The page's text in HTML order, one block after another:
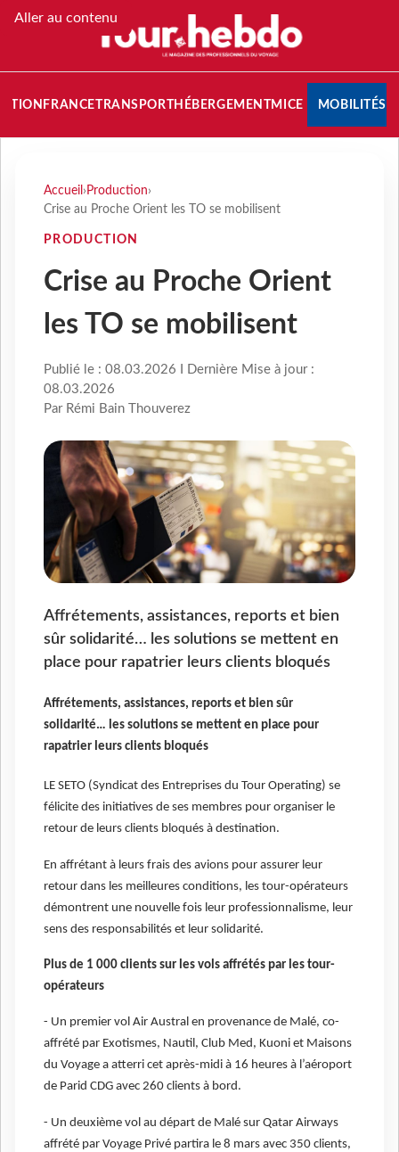
Aller au contenu
FRANCETRANSPORT HÉBERGEMENTMICE MOBILITÉS
Accueil › Production›
Crise au Proche Orient les TO se mobilisent
PRODUCTION
Crise au Proche Orient
les TO se mobilisent
Publié le : 08.03.2026 I Dernière Mise à jour :
08.03.2026
Par Rémi Bain Thouverez
Affrétements, assistances, reports et bien
sûr solidarité… les solutions se mettent en
place pour rapatrier leurs clients bloqués
Affrétements, assistances, reports et bien sûr
solidarité… les solutions se mettent en place pour
rapatrier leurs clients bloqués
LE SETO (Syndicat des Entreprises du Tour Operating) se
félicite des initiatives de ses membres pour organiser le
retour de leurs clients bloqués à destination.
En affrétant à leurs frais des avions pour assurer leur
retour dans les meilleures conditions, les tour-opérateurs
démontrent une nouvelle fois leur professionnalisme, leur
sens des responsabilités et leur solidarité.
Plus de 1 000 clients sur les vols affrétés par les tour-
opérateurs
- Un premier vol Air Austral en provenance de Malé, co-
affrété par Exotismes, Nautil, Club Med, Kuoni et Maisons
du Voyage a atterri cet après-midi à 16 heures à l’aéroport
de Parid CDG avec 260 clients à bord.
- Un deuxième vol au départ de Malé sur Qatar Airways
affrété par Voyage Privé partira le 8 mars avec 350 clients,